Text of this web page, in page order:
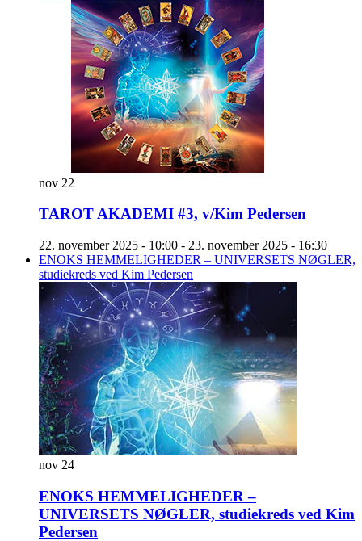
nov 22
TAROT AKADEMI #3, v/Kim Pedersen
22. november 2025 - 10:00 - 23. november 2025 - 16:30
ENOKS HEMMELIGHEDER – UNIVERSETS NØGLER,
studiekreds ved Kim Pedersen
nov 24
ENOKS HEMMELIGHEDER –
UNIVERSETS NØGLER, studiekreds ved Kim
Pedersen